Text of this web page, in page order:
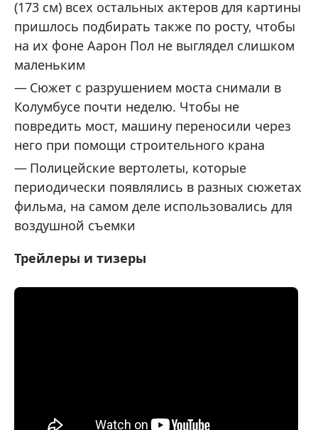
(173 см) всех остальных актеров для картины
пришлось подбирать также по росту, чтобы
на их фоне Аарон Пол не выглядел слишком
маленьким
Сюжет с разрушением моста снимали в
Колумбусе почти неделю. Чтобы не
повредить мост, машину переносили через
него при помощи строительного крана
Полицейские вертолеты, которые
периодически появлялись в разных сюжетах
фильма, на самом деле использовались для
воздушной съемки
Трейлеры и тизеры